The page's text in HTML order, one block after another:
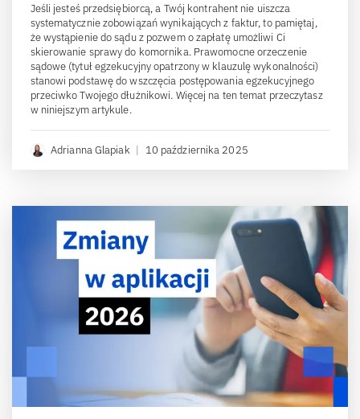
Jeśli jesteś przedsiębiorcą, a Twój kontrahent nie uiszcza
systematycznie zobowiązań wynikających z faktur, to pamiętaj,
że wystąpienie do sądu z pozwem o zapłatę umożliwi Ci
skierowanie sprawy do komornika. Prawomocne orzeczenie
sądowe (tytuł egzekucyjny opatrzony w klauzulę wykonalności)
stanowi podstawę do wszczęcia postępowania egzekucyjnego
przeciwko Twojego dłużnikowi. Więcej na ten temat przeczytasz
w niniejszym artykule.
Adrianna Glapiak | 10 października 2025